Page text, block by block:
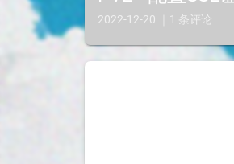
2022-12-20 ｜1 条评论
有公网的小伙伴可以为自